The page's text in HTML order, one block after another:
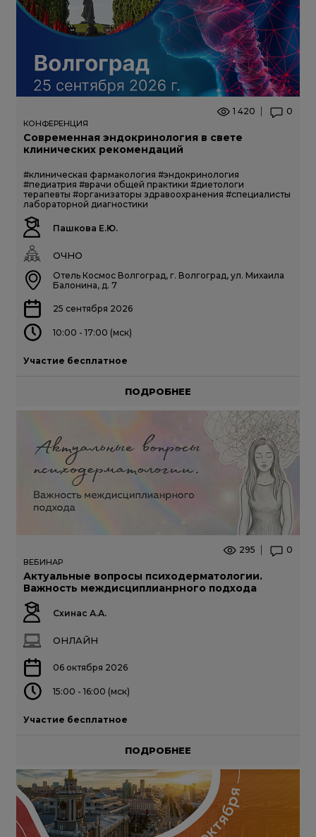
1 420 0
КОНФЕРЕНЦИЯ
Современная эндокринология в свете
клинических рекомендаций
#клиническая фармакология #эндокринология
#педиатрия #врачи общей практики #диетологи
терапевты #организаторы здравоохранения #специалисты
лабораторной диагностики
Пашкова Е.Ю.
ОЧНО
Отель Космос Волгоград, г. Волгоград, ул. Михаила
Балонина, д. 7
25 сентября 2026
10:00 - 17:00 (мск)
Участие бесплатное
ПОДРОБНЕЕ
295 0
ВЕБИНАР
Актуальные вопросы психодерматологии.
Важность междисциплианрного подхода
Схинас А.А.
ОНЛАЙН
06 октября 2026
15:00 - 16:00 (мск)
Участие бесплатное
ПОДРОБНЕЕ